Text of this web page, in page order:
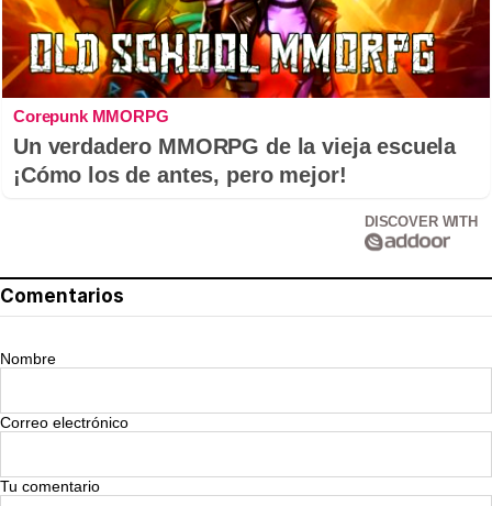
Corepunk MMORPG
Un verdadero MMORPG de la vieja escuela
¡Cómo los de antes, pero mejor!
DISCOVER WITH
Comentarios
Nombre
Correo electrónico
Tu comentario